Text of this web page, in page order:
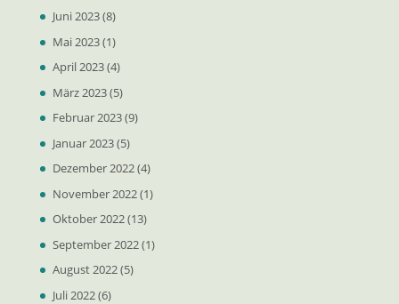
Juni 2023(8)
Mai 2023(1)
April 2023(4)
März 2023(5)
Februar 2023(9)
Januar 2023(5)
Dezember 2022(4)
November 2022(1)
Oktober 2022(13)
September 2022(1)
August 2022(5)
Juli 2022(6)